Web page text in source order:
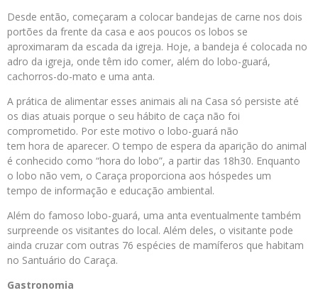
Desde então, começaram a colocar bandejas de carne nos dois
portões da frente da casa e aos poucos os lobos se
aproximaram da escada da igreja. Hoje, a bandeja é colocada no
adro da igreja, onde têm ido comer, além do lobo-guará,
cachorros-do-mato e uma anta.
A prática de alimentar esses animais ali na Casa só persiste até
os dias atuais porque o seu hábito de caça não foi
comprometido. Por este motivo o lobo-guará não
tem hora de aparecer. O tempo de espera da aparição do animal
é conhecido como “hora do lobo”, a partir das 18h30. Enquanto
o lobo não vem, o Caraça proporciona aos hóspedes um
tempo de informação e educação ambiental.
Além do famoso lobo-guará, uma anta eventualmente também
surpreende os visitantes do local. Além deles, o visitante pode
ainda cruzar com outras 76 espécies de mamíferos que habitam
no Santuário do Caraça.
Gastronomia